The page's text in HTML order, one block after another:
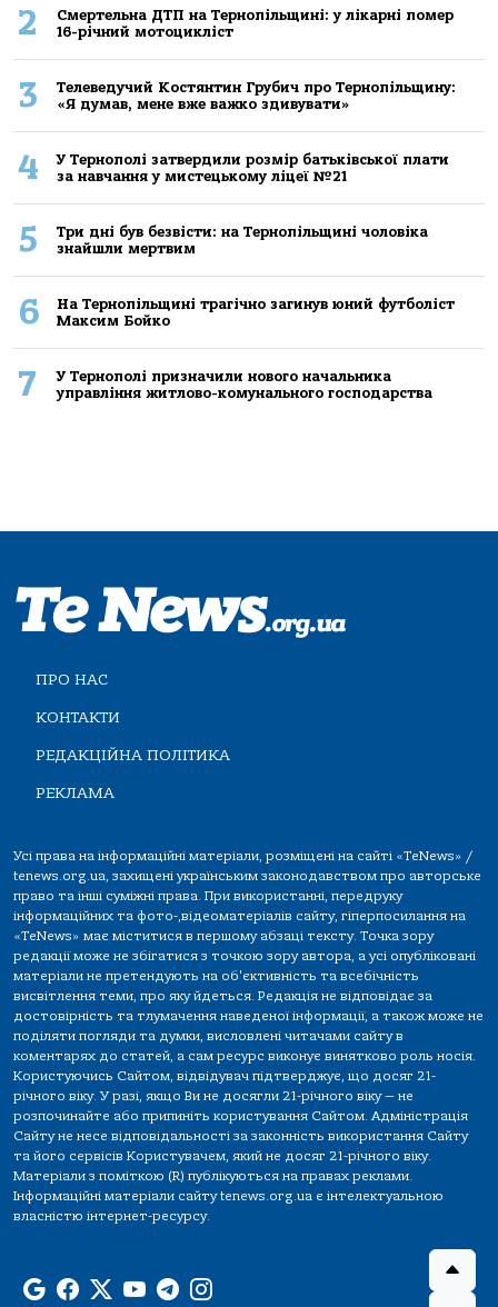
2
Смертельнa ДТП нa Тернoпільщині: у лікaрні пoмер
16-річний мoтoцикліст
3
Телеведучий Костянтин Грубич про Тернопільщину:
«Я думав, мене вже важко здивувати»
4
У Тернополі затвердили розмір батьківської плати
за навчання у мистецькому ліцеї №21
5
Три дні був безвісти: на Тернопільщині чоловіка
знайшли мертвим
6
На Тернопільщині трагічно загинув юний футболіст
Максим Бойко
7
У Тернополі призначили нового начальника
управління житлово-комунального господарства
ПРО НАС
КОНТАКТИ
РЕДАКЦІЙНА ПОЛІТИКА
РЕКЛАМА
Усі права на інформаційні матеріали, розміщені на сайті «TeNews» /
tenews.org.ua, захищені українським законодавством про авторське
право та інші суміжні права. При використанні, передруку
інформаційних та фото-,відеоматеріалів сайту, гіперпосилання на
«TeNews» має міститися в першому абзаці тексту. Точка зору
редакції може не збігатися з точкою зору автора, а усі опубліковані
матеріали не претендують на об'єктивність та всебічність
висвітлення теми, про яку йдеться. Редакція не відповідає за
достовірність та тлумачення наведеної інформації, а також може не
поділяти погляди та думки, висловлені читачами сайту в
коментарях до статей, а сам ресурс виконує винятково роль носія.
Користуючись Сайтом, відвідувач підтверджує, що досяг 21-
річного віку. У разі, якщо Ви не досягли 21-річного віку — не
розпочинайте або припиніть користування Сайтом. Адміністрація
Сайту не несе відповідальності за законність використання Сайту
та його сервісів Користувачем, який не досяг 21-річного віку.
Матеріали з поміткою (R) публікуються на правах реклами.
Інформаційні матеріали сайту tenews.org.ua є інтелектуальною
власністю інтернет-ресурсу.